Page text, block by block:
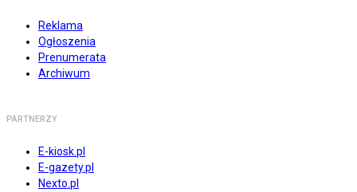
Reklama
Ogłoszenia
Prenumerata
Archiwum
PARTNERZY
E-kiosk.pl
E-gazety.pl
Nexto.pl